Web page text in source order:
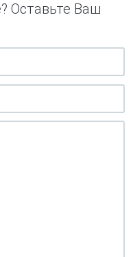
Оставьте Ваш